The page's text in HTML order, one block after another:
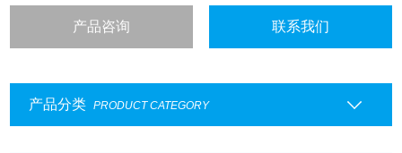
产品咨询 联系我们
产品分类 PRODUCT CATEGORY